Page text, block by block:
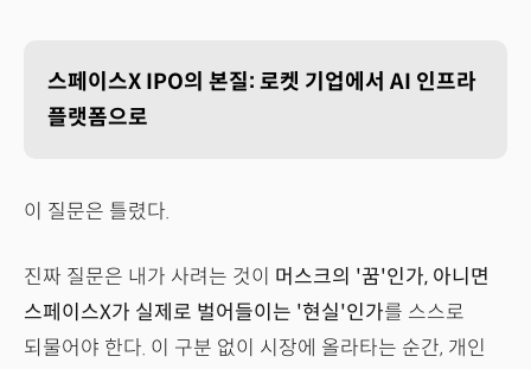
스페이스X IPO의 본질: 로켓 기업에서 AI 인프라
플랫폼으로
이 질문은 틀렸다.
진짜 질문은 내가 사려는 것이 머스크의 '꿈'인가, 아니면
스페이스X가 실제로 벌어들이는 '현실'인가를 스스로
되물어야 한다. 이 구분 없이 시장에 올라타는 순간, 개인